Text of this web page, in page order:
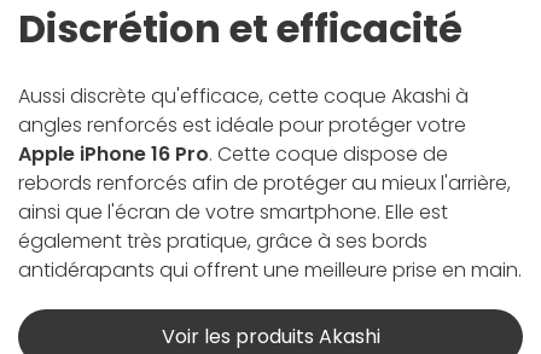
Discrétion et efficacité
Aussi discrète qu'efficace, cette coque Akashi à
angles renforcés est idéale pour protéger votre
Apple iPhone 16 Pro. Cette coque dispose de
rebords renforcés afin de protéger au mieux l'arrière,
ainsi que l'écran de votre smartphone. Elle est
également très pratique, grâce à ses bords
antidérapants qui offrent une meilleure prise en main.
Voir les produits Akashi